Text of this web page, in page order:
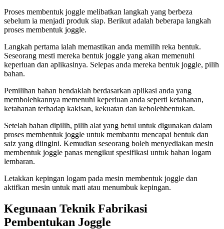
Proses membentuk joggle melibatkan langkah yang berbeza
sebelum ia menjadi produk siap. Berikut adalah beberapa langkah
proses membentuk joggle.
Langkah pertama ialah memastikan anda memilih reka bentuk.
Seseorang mesti mereka bentuk joggle yang akan memenuhi
keperluan dan aplikasinya. Selepas anda mereka bentuk joggle, pilih
bahan.
Pemilihan bahan hendaklah berdasarkan aplikasi anda yang
membolehkannya memenuhi keperluan anda seperti ketahanan,
ketahanan terhadap kakisan, kekuatan dan kebolehbentukan.
Setelah bahan dipilih, pilih alat yang betul untuk digunakan dalam
proses membentuk joggle untuk membantu mencapai bentuk dan
saiz yang diingini. Kemudian seseorang boleh menyediakan mesin
membentuk joggle panas mengikut spesifikasi untuk bahan logam
lembaran.
Letakkan kepingan logam pada mesin membentuk joggle dan
aktifkan mesin untuk mati atau menumbuk kepingan.
Kegunaan Teknik Fabrikasi
Pembentukan Joggle